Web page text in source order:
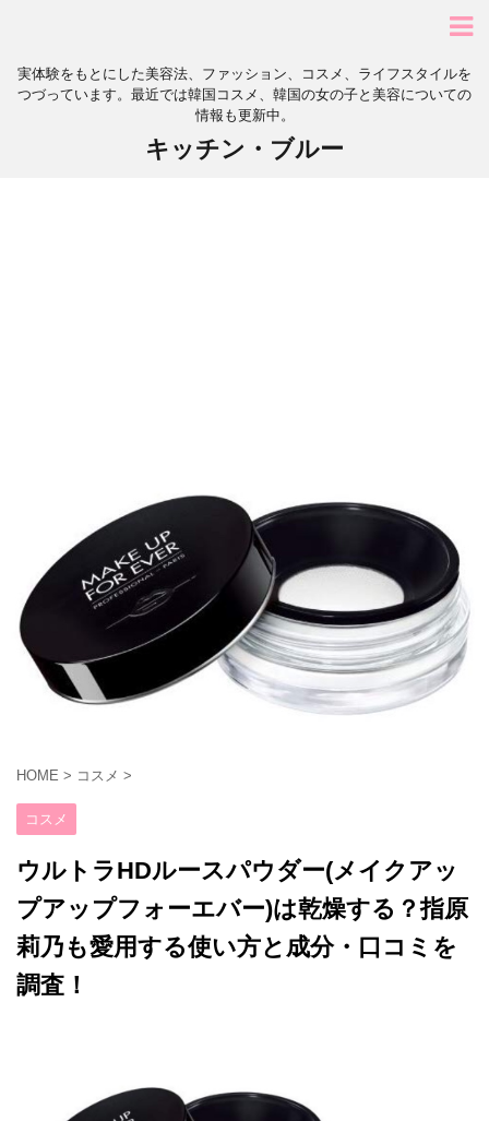
実体験をもとにした美容法、ファッション、コスメ、ライフスタイルを
つづっています。最近では韓国コスメ、韓国の女の子と美容についての
情報も更新中。
キッチン・ブルー
HOME > コスメ >
コスメ
ウルトラHDルースパウダー(メイクアッ
プアップフォーエバー)は乾燥する？指原
莉乃も愛用する使い方と成分・口コミを
調査！